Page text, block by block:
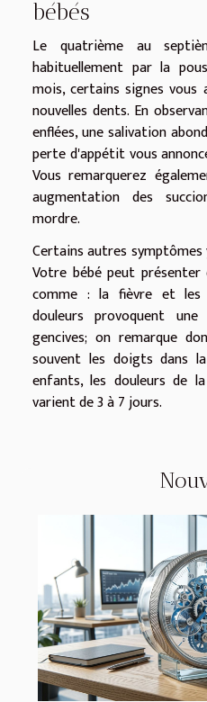
bébés
Le quatrième au
habituellement par la
mois, certains signes
nouvelles dents. En
enflées, une salivation
perte d'appétit vous
Vous remarquerez
augmentation des
mordre.
Certains autres
Votre bébé peut présenter
comme : la fièvre et les
douleurs provoquent
gencives; on remarque
souvent les doigts dans
enfants, les douleurs de
varient de 3 à 7 jours.